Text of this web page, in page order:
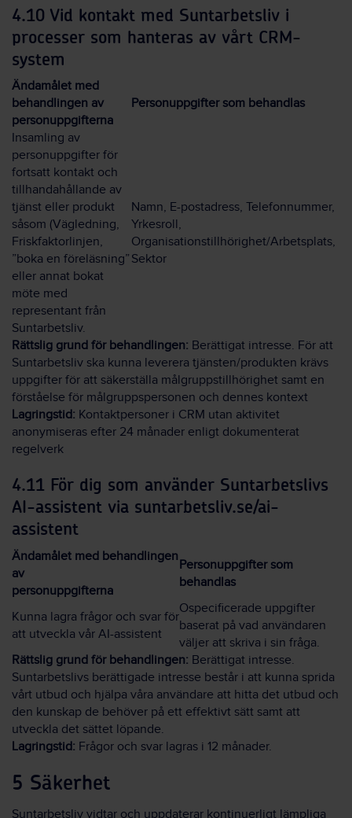
4.10 Vid kontakt med Suntarbetsliv i
processer som hanteras av vårt CRM-
system
Ändamålet med
behandlingen av
personuppgifterna
Personuppgifter som behandlas
Insamling av
personuppgifter för
fortsatt kontakt och
tillhandahållande av
tjänst eller produkt
såsom (Vägledning,
Friskfaktorlinjen,
”boka en föreläsning”
eller annat bokat
möte med
representant från
Suntarbetsliv.
Namn, E-postadress, Telefonnummer,
Yrkesroll,
Organisationstillhörighet/Arbetsplats,
Sektor
Rättslig grund för behandlingen: Berättigat intresse. För att
Suntarbetsliv ska kunna leverera tjänsten/produkten krävs
uppgifter för att säkerställa målgruppstillhörighet samt en
förståelse för målgruppspersonen och dennes kontext
Lagringstid: Kontaktpersoner i CRM utan aktivitet
anonymiseras efter 24 månader enligt dokumenterat
regelverk
4.11 För dig som använder Suntarbetslivs
AI-assistent via suntarbetsliv.se/ai-
assistent
Ändamålet med behandlingen
av
personuppgifterna
Personuppgifter som
behandlas
Kunna lagra frågor och svar för
att utveckla vår AI-assistent
Ospecificerade uppgifter
baserat på vad användaren
väljer att skriva i sin fråga.
Rättslig grund för behandlingen: Berättigat intresse.
Suntarbetslivs berättigade intresse består i att kunna sprida
vårt utbud och hjälpa våra användare att hitta det utbud och
den kunskap de behöver på ett effektivt sätt samt att
utveckla det sättet löpande.
Lagringstid: Frågor och svar lagras i 12 månader.
5 Säkerhet
Suntarbetsliv vidtar och uppdaterar kontinuerligt lämpliga